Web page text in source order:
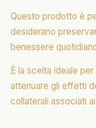
Questo prodotto è
desiderano
benessere
È la scelta ideale
attenuare gli effetti
collaterali associati